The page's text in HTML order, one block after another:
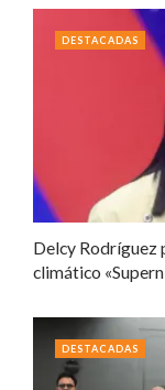
Delcy Rodríguez
climático
DESTACADAS
DESTACADAS